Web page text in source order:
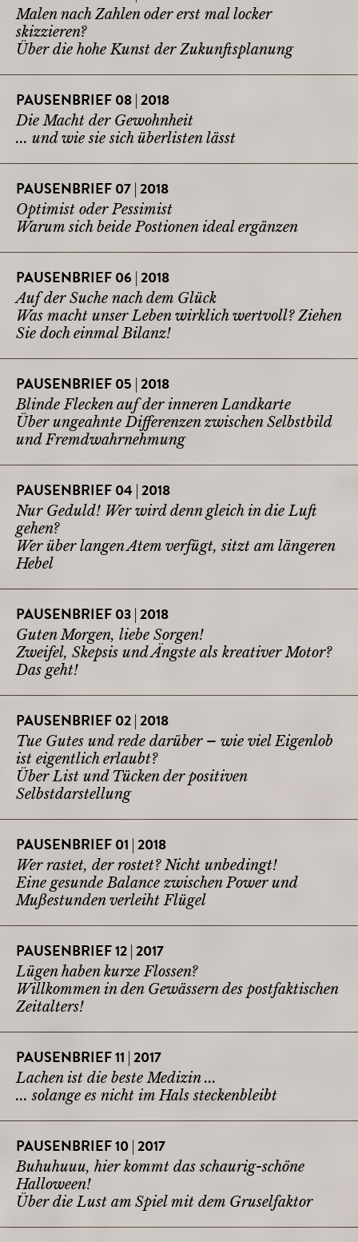
Malen nach Zahlen oder erst mal locker
skizzieren?
Über die hohe Kunst der Zukunftsplanung
PAUSENBRIEF 08 | 2018
Die Macht der Gewohnheit
... und wie sie sich überlisten lässt
PAUSENBRIEF 07 | 2018
Optimist oder Pessimist
Warum sich beide Postionen ideal ergänzen
PAUSENBRIEF 06 | 2018
Auf der Suche nach dem Glück
Was macht unser Leben wirklich wertvoll? Ziehen
Sie doch einmal Bilanz!
PAUSENBRIEF 05 | 2018
Blinde Flecken auf der inneren Landkarte
Über ungeahnte Differenzen zwischen Selbstbild
und Fremdwahrnehmung
PAUSENBRIEF 04 | 2018
Nur Geduld! Wer wird denn gleich in die Luft
gehen?
Wer über langen Atem verfügt, sitzt am längeren
Hebel
PAUSENBRIEF 03 | 2018
Guten Morgen, liebe Sorgen!
Zweifel, Skepsis und Ängste als kreativer Motor?
Das geht!
PAUSENBRIEF 02 | 2018
Tue Gutes und rede darüber – wie viel Eigenlob
ist eigentlich erlaubt?
Über List und Tücken der positiven
Selbstdarstellung
PAUSENBRIEF 01 | 2018
Wer rastet, der rostet? Nicht unbedingt!
Eine gesunde Balance zwischen Power und
Mußestunden verleiht Flügel
PAUSENBRIEF 12 | 2017
Lügen haben kurze Flossen?
Willkommen in den Gewässern des postfaktischen
Zeitalters!
PAUSENBRIEF 11 | 2017
Lachen ist die beste Medizin ...
... solange es nicht im Hals steckenbleibt
PAUSENBRIEF 10 | 2017
Buhuhuuu, hier kommt das schaurig-schöne
Halloween!
Über die Lust am Spiel mit dem Gruselfaktor